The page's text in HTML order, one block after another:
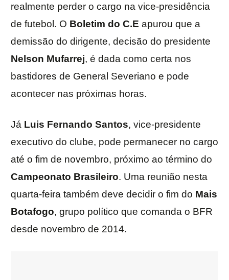
realmente perder o cargo na vice-presidência
de futebol. O Boletim do C.E apurou que a
demissão do dirigente, decisão do presidente
Nelson Mufarrej, é dada como certa nos
bastidores de General Severiano e pode
acontecer nas próximas horas.
Já Luis Fernando Santos, vice-presidente
executivo do clube, pode permanecer no cargo
até o fim de novembro, próximo ao término do
Campeonato Brasileiro. Uma reunião nesta
quarta-feira também deve decidir o fim do Mais
Botafogo, grupo político que comanda o BFR
desde novembro de 2014.